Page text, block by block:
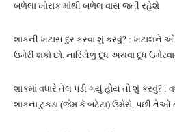
બળેલા ખોરાક માંથી બળેલ વાસ જતી રહેશે
શાકની ખટાસ દુર કરવા શું કરવું? : ખટાશને
ઉમેરી શકો છો. નારિયેળું દૂધ અથવા દૂધ
શાકમાં વધારે તેલ પડી ગયું હોય તો શું કરવું? :
શાકના ટુકડા (જેમ કે બટેટા) ઉમેરો, પછી તેઓ